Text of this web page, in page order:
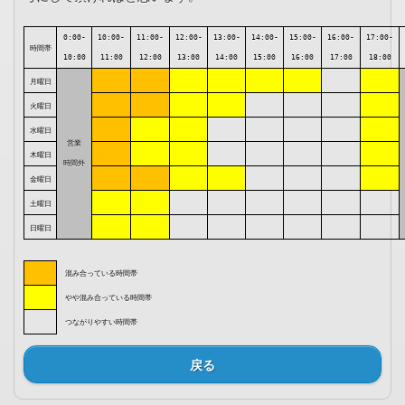
時間帯
0:00-
10:00
10:00-
11:00
11:00-
12:00
12:00-
13:00
13:00-
14:00
14:00-
15:00
15:00-
16:00
16:00-
17:00
17:00-
18:00
月曜日
営業
時間外
火曜日
水曜日
木曜日
金曜日
土曜日
日曜日
混み合っている時間帯
やや混み合っている時間帯
つながりやすい時間帯
戻る